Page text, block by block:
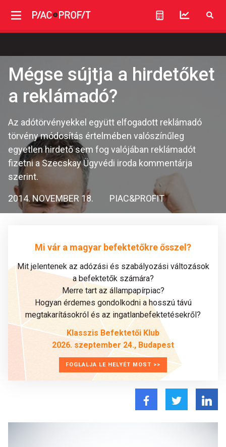
Mégse sújtja a hirdetőket
a reklámadó?
Az adótörvényekkel együtt elfogadott reklámadó
törvény módosítás értelmében valószínűleg
egyetlen hirdető sem fog valójában reklámadót
fizetni a Szecskay Ügyvédi iroda kommentárja
szerint.
2014. NOVEMBER 18. PIAC&PROFIT
Mi vár a magyar befektetőkre ősszel?
Mit jelentenek az adózási és szabályozási változások
a befektetők számára?
Merre tart az állampapírpiac?
Hogyan érdemes gondolkodni a hosszú távú
megtakarításokról és az ingatlanbefektetésekről?
Klasszis Befektetői Klub
2026. szeptember 24., Budapest
FOGLALJA LE HELYÉT MOST >>